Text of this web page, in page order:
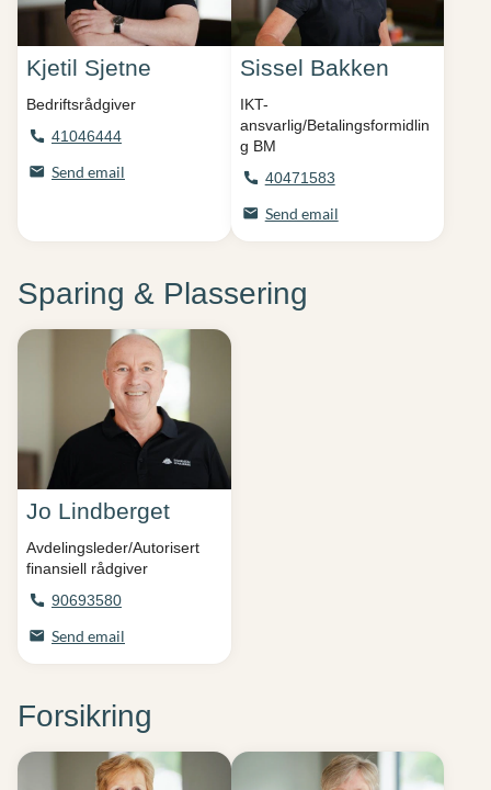
Kjetil Sjetne
Bedriftsrådgiver
41046444
Send email
Sissel Bakken
IKT-
ansvarlig/Betalingsformidlin
g BM
40471583
Send email
Sparing & Plassering
Jo Lindberget
Avdelingsleder/Autorisert
finansiell rådgiver
90693580
Send email
Forsikring